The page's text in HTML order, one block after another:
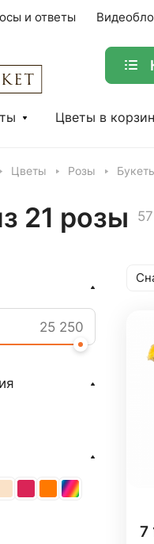
и ответы
Цветы в
Цветы Розы
21 розы
7